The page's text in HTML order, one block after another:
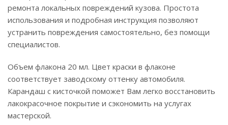
ремонта локальных повреждений кузова. Простота
использования и подробная инструкция позволяют
устранить повреждения самостоятельно, без помощи
специалистов.
Объем флакона 20 мл. Цвет краски в флаконе
соответствует заводскому оттенку автомобиля.
Карандаш с кисточкой поможет Вам легко восстановить
лакокрасочное покрытие и сэкономить на услугах
мастерской.